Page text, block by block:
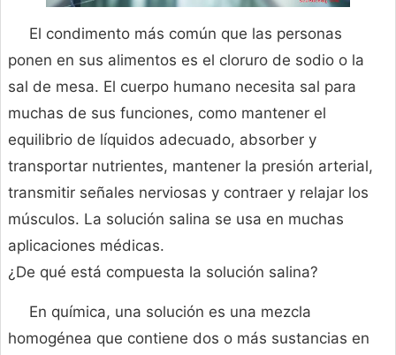
El condimento más común que las personas
ponen en sus alimentos es el cloruro de sodio o la
sal de mesa. El cuerpo humano necesita sal para
muchas de sus funciones, como mantener el
equilibrio de líquidos adecuado, absorber y
transportar nutrientes, mantener la presión arterial,
transmitir señales nerviosas y contraer y relajar los
músculos. La solución salina se usa en muchas
aplicaciones médicas.
¿De qué está compuesta la solución salina?
En química, una solución es una mezcla
homogénea que contiene dos o más sustancias en